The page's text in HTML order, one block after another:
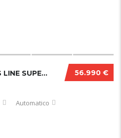
56.990 €
AUDI Q8 50 TDI 286 CV S LINE SUPER FULL
Automatico